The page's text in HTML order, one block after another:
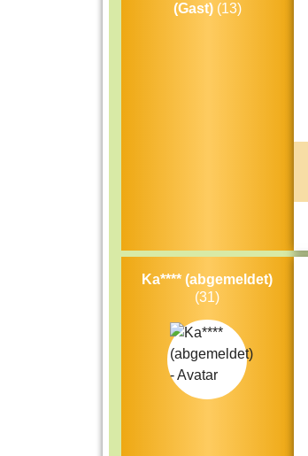
(Gast)(13)
Ka**** (abgemeldet)
(31)